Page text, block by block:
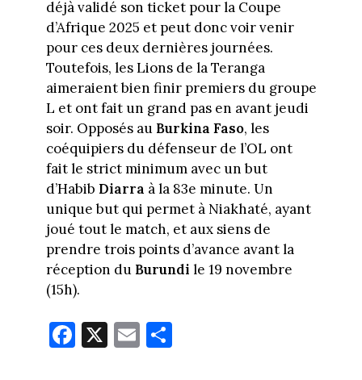
déjà validé son ticket pour la Coupe
d’Afrique 2025 et peut donc voir venir
pour ces deux dernières journées.
Toutefois, les Lions de la Teranga
aimeraient bien finir premiers du groupe
L et ont fait un grand pas en avant jeudi
soir. Opposés au Burkina Faso, les
coéquipiers du défenseur de l’OL ont
fait le strict minimum avec un but
d’Habib Diarra à la 83e minute. Un
unique but qui permet à Niakhaté, ayant
joué tout le match, et aux siens de
prendre trois points d’avance avant la
réception du Burundi le 19 novembre
(15h).
Fa
ce
X E
m
Pa
rt